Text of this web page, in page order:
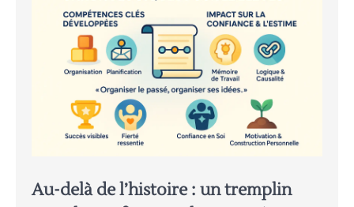
Au-delà de l’histoire : un tremplin